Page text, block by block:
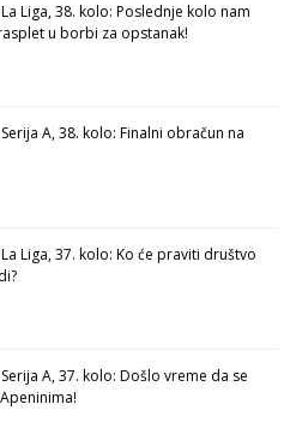
Liga, 38. kolo: Poslednje kolo nam
u borbi za opstanak!
A, 38. kolo: Finalni obračun na
Liga, 37. kolo: Ko će praviti društvo
A, 37. kolo: Došlo vreme da se